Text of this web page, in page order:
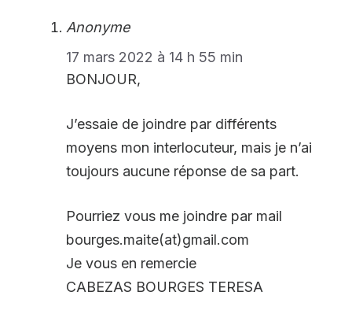
Anonyme
17 mars 2022 à 14 h 55 min
BONJOUR,
J’essaie de joindre par différents
moyens mon interlocuteur, mais je n’ai
toujours aucune réponse de sa part.
Pourriez vous me joindre par mail
bourges.maite(at)gmail.com
Je vous en remercie
CABEZAS BOURGES TERESA